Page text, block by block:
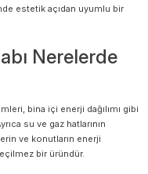
estetik açıdan uyumlu bir
Nerelerde
bina içi enerji dağılımı gibi
su ve gaz hatlarının
ve konutların enerji
bir üründür.